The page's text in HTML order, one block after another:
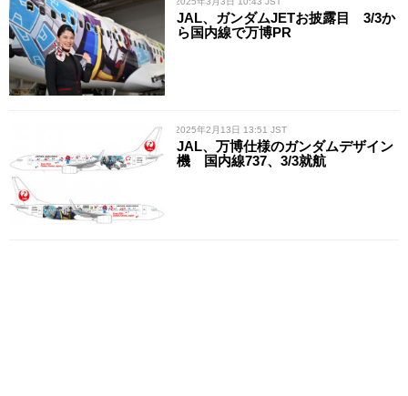
JAL、ガンダムJETお披露目 3/3か
ら国内線で万博PR
/ 2025年2月13日 13:51 JST
JAL、万博仕様のガンダムデザイン
機 国内線737、3/3就航